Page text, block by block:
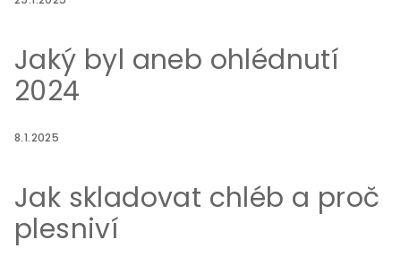
Jaký byl aneb ohlédnutí
2024
8.1.2025
Jak skladovat chléb a proč
plesniví